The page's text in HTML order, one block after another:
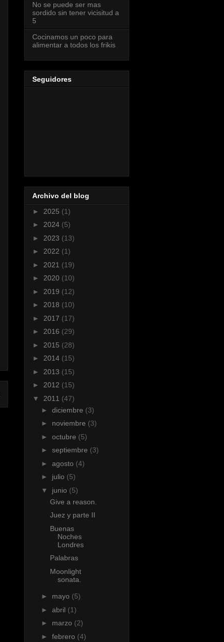
No se puede ser mas
sordido sin tener vicisitud a
5
Cocinamos un poco para
alimentar a todos los frikis
Seguidores
Archivo del blog
► 2025 (1)
► 2024 (5)
► 2023 (13)
► 2022 (1)
► 2021 (19)
► 2020 (10)
► 2019 (12)
► 2018 (10)
► 2017 (17)
► 2016 (29)
► 2015 (28)
► 2014 (15)
► 2013 (15)
► 2012 (15)
▼ 2011 (47)
► diciembre (3)
► noviembre (3)
► octubre (5)
► septiembre (3)
► agosto (4)
► julio (5)
▼ junio (5)
Give a reason.
Juez y parte II
Buenas
Noches
Londres
Palabras
Moonlight
sonata.
► mayo (5)
► abril (1)
► marzo (2)
► febrero (4)